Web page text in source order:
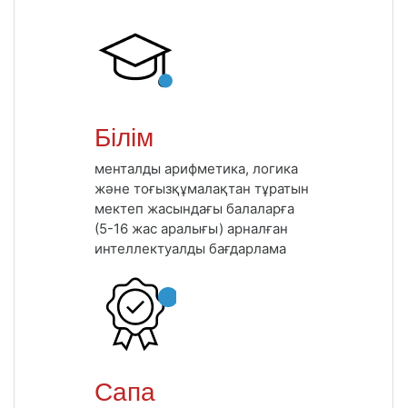
Білім
менталды арифметика, логика
және тоғызқұмалақтан тұратын
мектеп жасындағы балаларға
(5-16 жас аралығы) арналған
интеллектуалды бағдарлама
Сапа